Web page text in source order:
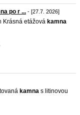
po r ... - [27.7. 2026]
Krásná etážová kamna
kamna s litinovou